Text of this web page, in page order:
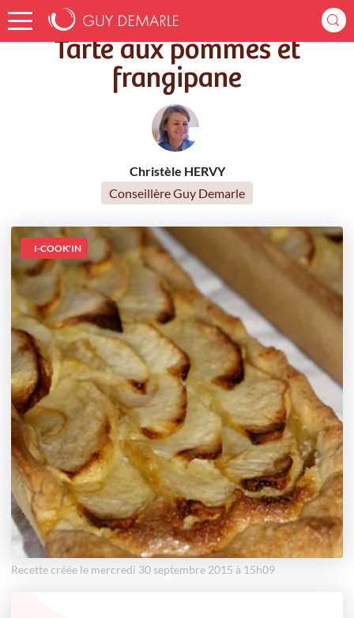
Accueil Recettes Tarte aux pommes et frangipane
Tarte aux pommes et
frangipane
Christèle HERVY
Conseillère Guy Demarle
I-COOK'IN
Recette créée le mercredi 30 septembre 2015 à 15h09